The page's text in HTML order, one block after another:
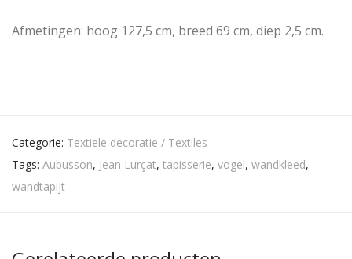
Afmetingen: hoog 127,5 cm, breed 69 cm, diep 2,5 cm.
Categorie: Textiele decoratie / Textiles
Tags: Aubusson, Jean Lurçat, tapisserie, vogel, wandkleed,
wandtapijt